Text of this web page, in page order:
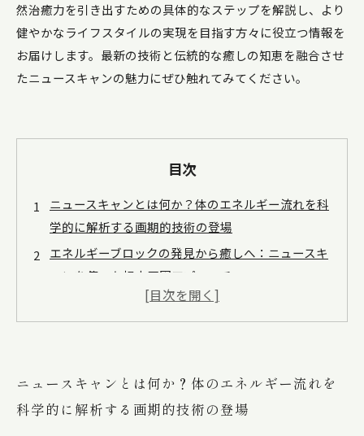
然治癒力を引き出すための具体的なステップを解説し、より
健やかなライフスタイルの実現を目指す方々に役立つ情報を
お届けします。最新の技術と伝統的な癒しの知恵を融合させ
たニュースキャンの魅力にぜひ触れてみてください。
目次
ニュースキャンとは何か？体のエネルギー流れを科
学的に解析する画期的技術の登場
エネルギーブロックの発見から癒しへ：ニュースキ
ャンを使った根本原因アプローチ
ニュースキャンで見える体の声：非侵襲的診断が示
す健康のヒント
しの融合がもたらす新たな健康スタイル
ニュースキャンとは何か？体のエネルギー流れを
科学的に解析する画期的技術の登場